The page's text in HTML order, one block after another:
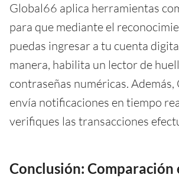
Global66 aplica herramientas
para que mediante el
puedas ingresar a tu cuenta
manera, habilita un lector de
contraseñas numéricas.
envía notificaciones en tiempo
verifiques las transacciones
Conclusión: Comparación